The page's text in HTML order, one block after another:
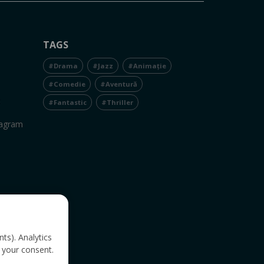
TAGS
#Drama #Jazz #Animație
#Comedie #Aventură
#Fantastic #Thriller
Analytics
consent.